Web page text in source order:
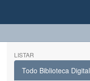
LISTAR
Todo Biblioteca Digital